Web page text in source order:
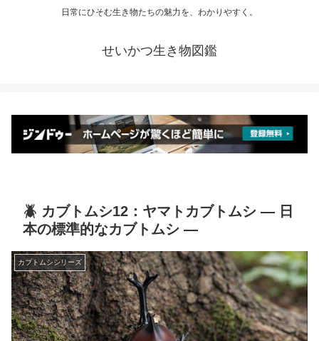
日常にひそむ生き物たちの魅力を、わかりやすく。
せいかつ生き物図鑑
🪲 カブトムシ12：ヤマトカブトムシ ― 日
本の標準的なカブトムシ ―
カブトムシシリーズ